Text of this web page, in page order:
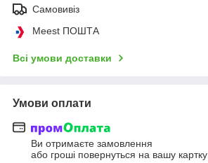
Самовивіз
Meest ПОШТА
Всі умови доставки
Умови оплати
Ви отримаєте замовлення
або гроші повернуться на вашу картку